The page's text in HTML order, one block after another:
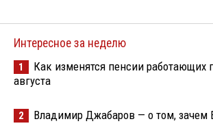
Интересное за неделю
1
Как изменятся пенсии работающих
августа
2 Владимир Джабаров — о том, зачем